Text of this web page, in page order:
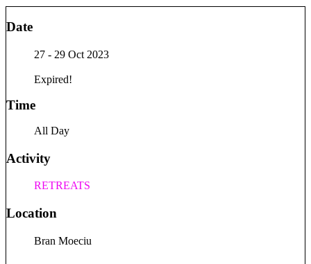
Date
27 - 29 Oct 2023
Expired!
Time
All Day
Activity
RETREATS
Location
Bran Moeciu